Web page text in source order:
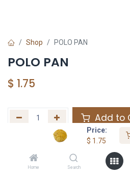
Price:
$ 1.75
Home Search
Shop POLO PAN
POLO PAN
$ 1.75
Add to
Agregar a la lista de deseos
Share :